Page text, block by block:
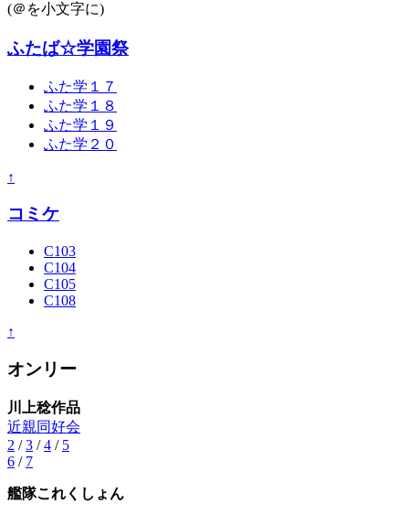
(＠を小文字に)
ふたば☆学園祭
ふた学１７
ふた学１８
ふた学１９
ふた学２０
↑
コミケ
C103
C104
C105
C108
↑
オンリー
川上稔作品
近親同好会
2 /3 /4 / 5
6 / 7
艦隊これくしょん